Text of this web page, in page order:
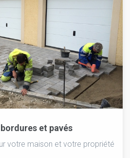
et pavés
votre maison et votre propriété